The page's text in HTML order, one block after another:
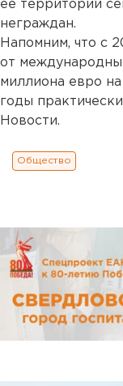
ее территории
неграждан.
Напомним, что с
от
миллиона евро
годы
Новости.
Общество